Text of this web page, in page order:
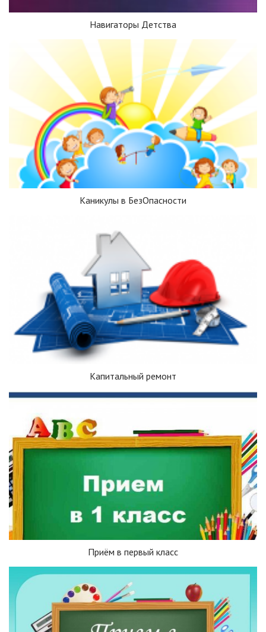
Навигаторы Детства
Каникулы в БезОпасности
Капитальный ремонт
Приём в первый класс